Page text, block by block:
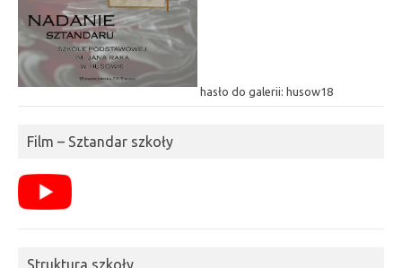
hasło do galerii: husow18
Film – Sztandar szkoły
Struktura szkoły